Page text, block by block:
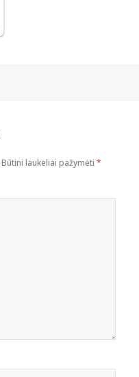
Būtini laukeliai pažymėti*